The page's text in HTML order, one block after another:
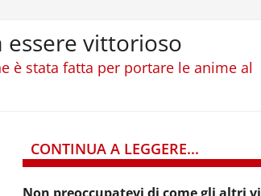
essere vittorioso
è stata fatta per portare le anime al
CONTINUA A LEGGERE...